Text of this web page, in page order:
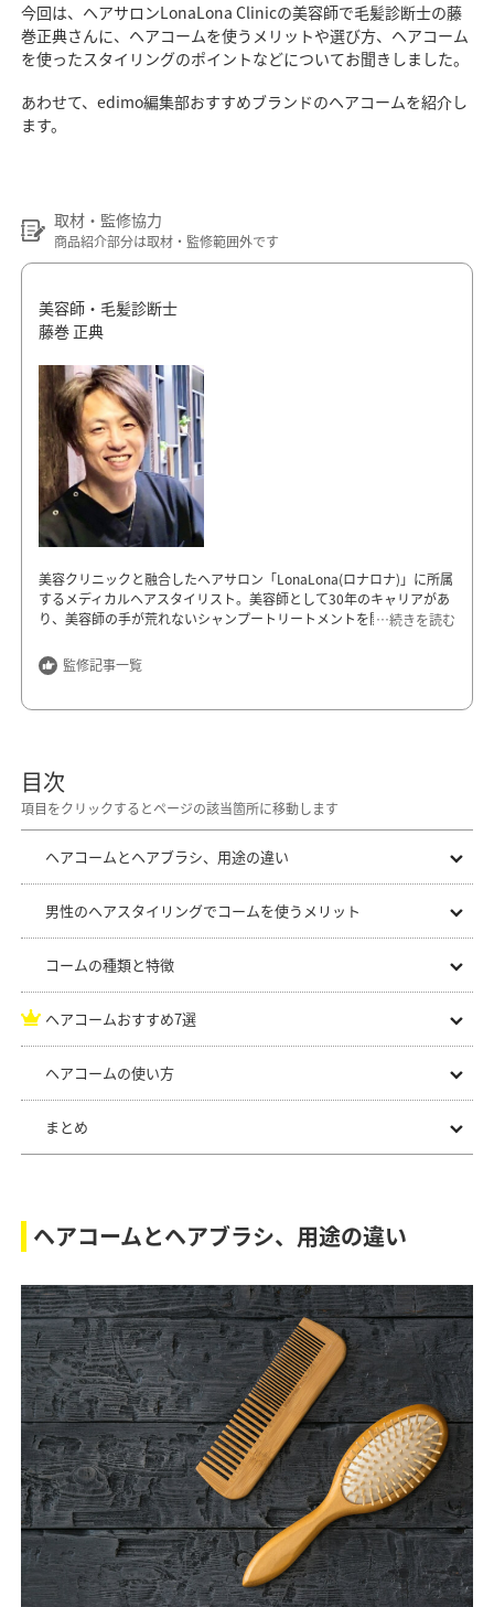
今回は、ヘアサロンLonaLona Clinicの美容師で毛髪診断士の藤
巻正典さんに、ヘアコームを使うメリットや選び方、ヘアコーム
を使ったスタイリングのポイントなどについてお聞きしました。
あわせて、edimo編集部おすすめブランドのヘアコームを紹介し
ます。
取材・監修協力
商品紹介部分は取材・監修範囲外です
美容師・毛髪診断士
藤巻 正典
…続きを読む
美容クリニックと融合したヘアサロン「LonaLona(ロナロナ)」に所属
するメディカルヘアスタイリスト。美容師として30年のキャリアがあ
り、美容師の手が荒れないシャンプートリートメントを開発。他にも
供。メンズ顧客が大半を占めるヘアサロンで指名率100%を達成する
など、男性からの支持も厚い。現在は毛髪診断士として、AGAのカウ
東京都港区新橋3-7-7 Tビル２階
https://lonalona.jp/
監修記事一覧
目次
ヘアコームとヘアブラシ、用途の違い
男性のヘアスタイリングでコームを使うメリット
コームの種類と特徴
ヘアコームおすすめ7選
ヘアコームの使い方
まとめ
ヘアコームとヘアブラシ、用途の違い